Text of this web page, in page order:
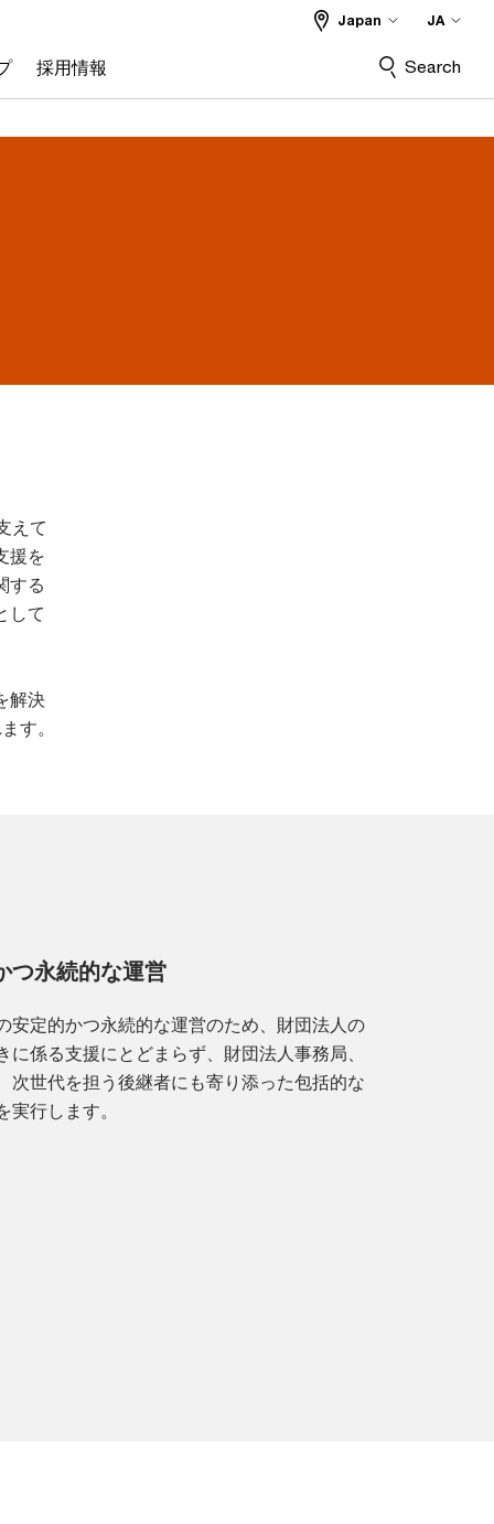
採用情報
Japan JA
Search
えて
援を
する
して
解決
す。
つ永続的な運営
安定的かつ永続的な運営のため、財団法人の
に係る支援にとどまらず、財団法人事務局、
次世代を担う後継者にも寄り添った包括的な
実行します。